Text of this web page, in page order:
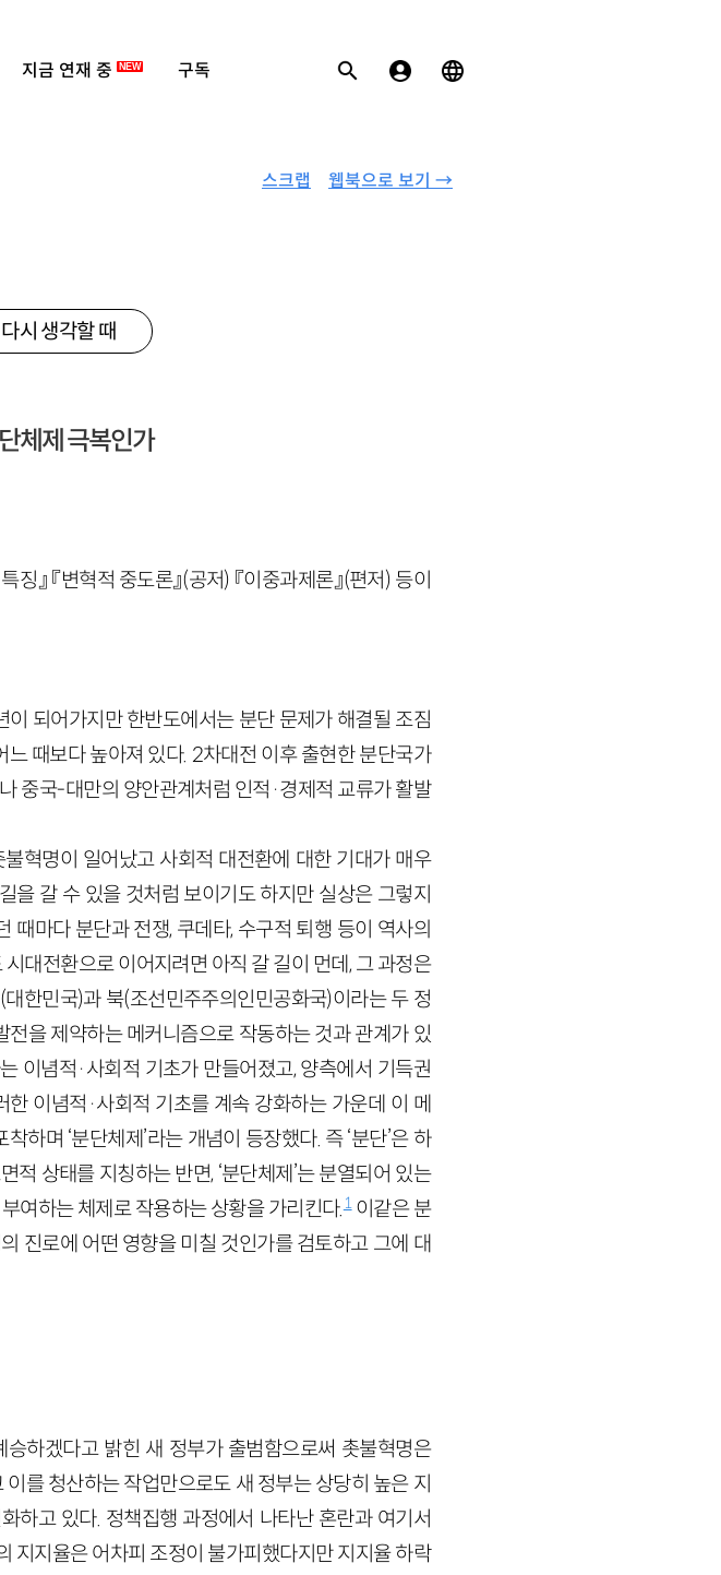
지금 연재 중 NEW 구독
웹북으로 보기 →
스크랩
시 생각할 때
체제 극복인가
』 『변혁적 중도론』(공저) 『이중과제론』(편저) 등이
이 되어가지만 한반도에서는 분단 문제가 해결될 조짐
때보다 높아져 있다. 2차대전 이후 출현한 분단국가
중국-대만의 양안관계처럼 인적 ·경제적 교류가 활발
혁명이 일어났고 사회적 대전환에 대한 기대가 매우
을 갈 수 있을 것처럼 보이기도 하지만 실상은 그렇지
마다 분단과 전쟁, 쿠데타, 수구적 퇴행 등이 역사의
대전환으로 이어지려면 아직 갈 길이 먼데, 그 과정은
(대한민국)과 북(조선민주주의인민공화국)이라는 두 정
을 제약하는 메커니즘으로 작동하는 것과 관계가 있
이념적 ·사회적 기초가 만들어졌고, 양측에서 기득권
한 이념적 ·사회적 기초를 계속 강화하는 가운데 이 메
하며 ‘분단체제’라는 개념이 등장했다. 즉 ‘분단’은 하
상태를 지칭하는 반면, ‘분단체제’는 분열되어 있는
여하는 체제로 작용하는 상황을 가리킨다.1이같은 분
진로에 어떤 영향을 미칠 것인가를 검토하고 그에 대
하겠다고 밝힌 새 정부가 출범함으로써 촛불혁명은
를 청산하는 작업만으로도 새 정부는 상당히 높은 지
하고 있다. 정책집행 과정에서 나타난 혼란과 여기서
지지율은 어차피 조정이 불가피했다지만 지지율 하락